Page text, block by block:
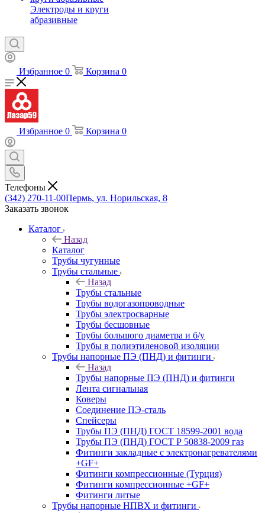
Электроды и круги
абразивные
Избранное 0 Корзина 0
Избранное 0 Корзина 0
Телефоны
(342) 270-11-00Пермь, ул. Норильская, 8
Заказать звонок
Каталог
Назад
Каталог
Трубы чугунные
Трубы стальные
Назад
Трубы стальные
Трубы водогазопроводные
Трубы электросварные
Трубы бесшовные
Трубы большого диаметра и б/у
Трубы в полиэтиленовой изоляции
Трубы напорные ПЭ (ПНД) и фитинги
Назад
Трубы напорные ПЭ (ПНД) и фитинги
Лента сигнальная
Коверы
Соединение ПЭ-сталь
Спейсеры
Трубы ПЭ (ПНД) ГОСТ 18599-2001 вода
Трубы ПЭ (ПНД) ГОСТ Р 50838-2009 газ
Фитинги закладные с электронагревателями
+GF+
Фитинги компрессионные (Турция)
Фитинги компрессионные +GF+
Фитинги литые
Трубы напорные НПВХ и фитинги